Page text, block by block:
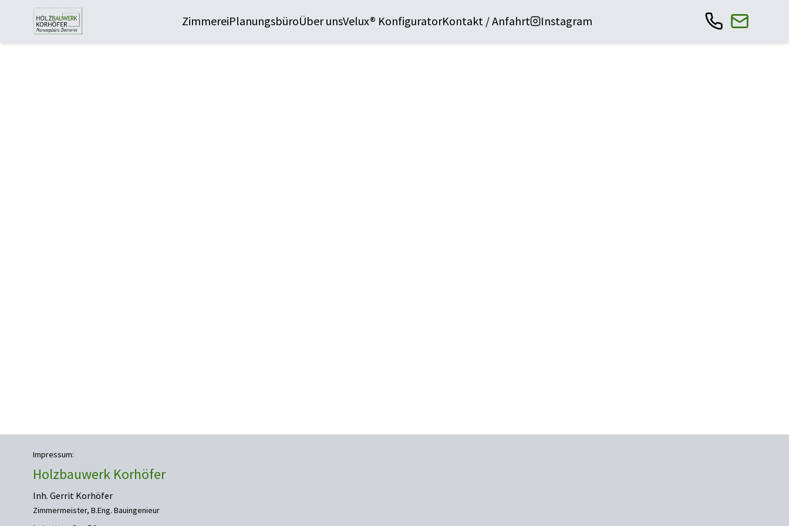
ZimmereiPlanungsbüroÜber unsVelux® KonfiguratorKontakt / Anfahrt Instagram
Impressum:
Holzbauwerk Korhöfer
Inh. Gerrit Korhöfer
Zimmermeister, B.Eng. Bauingenieur